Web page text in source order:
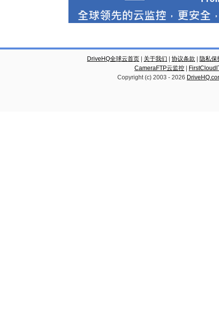
DriveHQ全球云首页 关于我们 协议条款
隐私保
CameraFTP云监控
Copyright (c) 2003 - 2026